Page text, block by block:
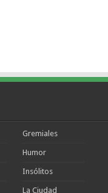
Gremiales
Humor
Insólitos
La Ciudad